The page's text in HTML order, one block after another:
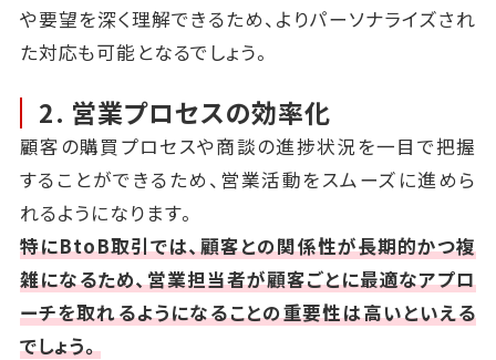
や要望を深く理解できるため、よりパーソナライズされ
た対応も可能となるでしょう。
2. 営業プロセスの効率化
顧客の購買プロセスや商談の進捗状況を一目で把握
することができるため、営業活動をスムーズに進めら
れるようになります。
特にBtoB取引では、顧客との関係性が長期的かつ複
雑になるため、営業担当者が顧客ごとに最適なアプロ
ーチを取れるようになることの重要性は高いといえる
でしょう。